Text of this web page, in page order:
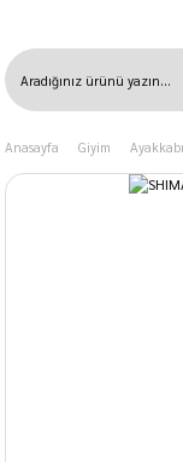
Anasayfa Giyim Ayakkabı